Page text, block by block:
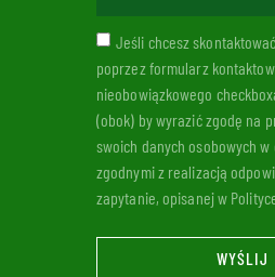
Jeśli chcesz
poprzez formularz
nieobowiązkowego
(obok) by wyrazić zgodę na
swoich danych osobowych
zgodnymi z realizacją
zapytanie, opisanej w
WYŚLIJ